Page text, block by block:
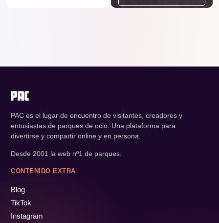
PAC es el lugar de encuentro de visitantes, creadores y
entusiastas de parques de ocio. Una plataforma para
divertirse y compartir online y en persona.
Desde 2001 la web nº1 de parques.
CONTENIDO EXTRA
Blog
TikTok
Instagram